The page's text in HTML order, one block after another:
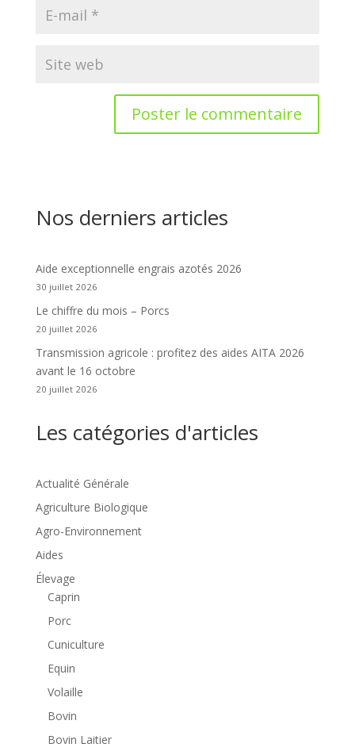
Nos derniers articles
Aide exceptionnelle engrais azotés 2026
30 juillet 2026
Le chiffre du mois – Porcs
20 juillet 2026
Transmission agricole : profitez des aides AITA 2026
avant le 16 octobre
20 juillet 2026
Les catégories d'articles
Actualité Générale
Agriculture Biologique
Agro-Environnement
Aides
Élevage
Caprin
Porc
Cuniculture
Equin
Volaille
Bovin
Bovin Laitier